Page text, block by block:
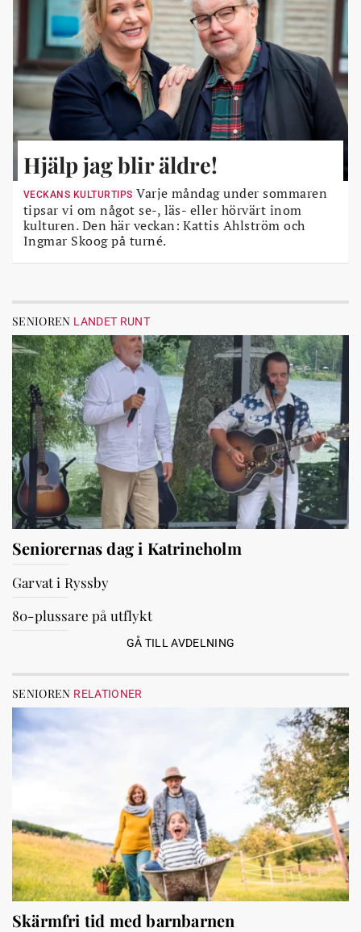
Hjälp jag blir äldre!
VECKANS KULTURTIPS Varje måndag under sommaren
tipsar vi om något se-, läs- eller hörvärt inom
kulturen. Den här veckan: Kattis Ahlström och
Ingmar Skoog på turné.
SENIOREN LANDET RUNT
Seniorernas dag i Katrineholm
Garvat i Ryssby
80-plussare på utflykt
GÅ TILL AVDELNING
SENIOREN RELATIONER
Skärmfri tid med barnbarnen